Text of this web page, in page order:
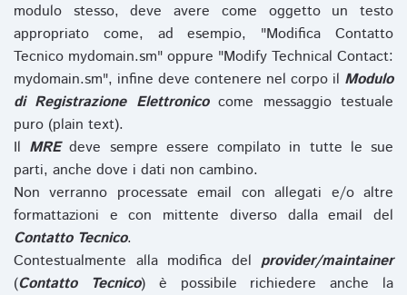
modulo stesso, deve avere come oggetto un testo
appropriato come, ad esempio, "Modifica Contatto
Tecnico mydomain.sm" oppure "Modify Technical Contact:
mydomain.sm", infine deve contenere nel corpo il Modulo
di Registrazione Elettronicocome messaggio testuale
puro (plain text).
Il MREdeve sempre essere compilato in tutte le sue
parti, anche dove i dati non cambino.
Non verranno processate email con allegati e/o altre
formattazioni e con mittente diverso dalla email del
Contatto Tecnico.
Contestualmente alla modifica del provider/maintainer
(Contatto Tecnico) è possibile richiedere anche la